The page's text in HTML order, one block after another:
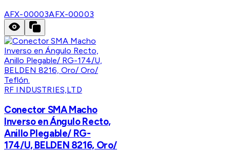
AFX-00003AFX-00003
RF INDUSTRIES,LTD
Conector SMA Macho
Inverso en Ángulo Recto,
Anillo Plegable/ RG-
174/U, BELDEN 8216, Oro/